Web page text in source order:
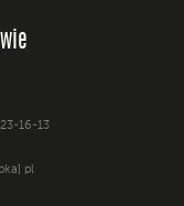
16-13
pl